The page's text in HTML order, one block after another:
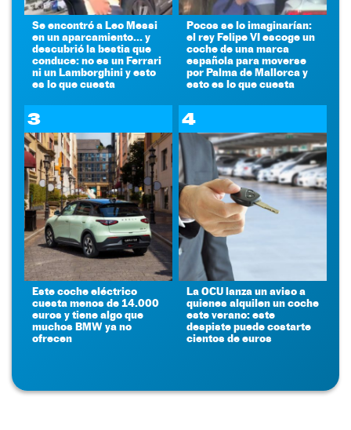
Se encontró a Leo Messi
en un aparcamiento... y
descubrió la bestia que
conduce: no es un Ferrari
ni un Lamborghini y esto
es lo que cuesta
Pocos se lo imaginarían:
el rey Felipe VI escoge un
coche de una marca
española para moverse
por Palma de Mallorca y
esto es lo que cuesta
3
Este coche eléctrico
cuesta menos de 14.000
euros y tiene algo que
muchos BMW ya no
ofrecen
4
La OCU lanza un aviso a
quienes alquilen un coche
este verano: este
despiste puede costarte
cientos de euros